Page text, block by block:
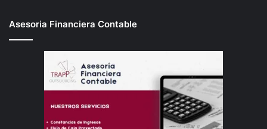
Asesoria Financiera Contable